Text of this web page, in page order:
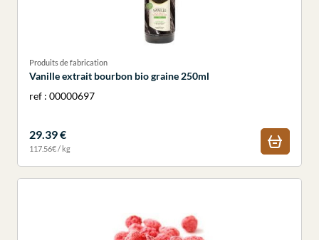
Produits de fabrication
Vanille extrait bourbon bio graine 250ml
ref : 00000697
29.39 €
117.56€ / kg